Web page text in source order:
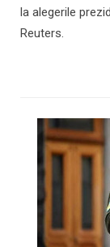
la alegerile
Reuters.